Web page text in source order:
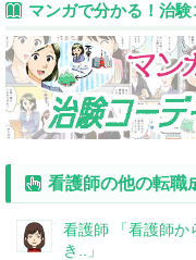
マンガで分かる！治
看護師の他の転職
看護師 「看護師
き..」